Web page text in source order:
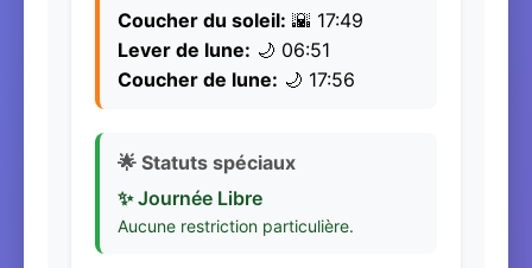
Coucher du soleil: 🌇 17:49
Lever de lune: 🌙 06:51
Coucher de lune: 🌙 17:56
🌟 Statuts spéciaux
✨ Journée Libre
Aucune restriction particulière.